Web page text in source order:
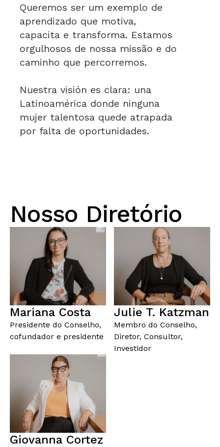
Queremos ser um exemplo de
aprendizado que motiva,
capacita e transforma. Estamos
orgulhosos de nossa missão e do
caminho que percorremos.
Nuestra visión es clara: una
Latinoamérica donde ninguna
mujer talentosa quede atrapada
por falta de oportunidades.
Nosso Diretório
Mariana Costa
Presidente do Conselho,
cofundador e presidente
Julie T. Katzman
Membro do Conselho,
Diretor, Consultor,
Investidor
Giovanna Cortez